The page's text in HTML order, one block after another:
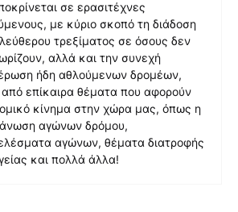
σε ερασιτέχνες
με κύριο σκοπό τη διάδοση
τρεξίματος σε όσους δεν
αλλά και την συνεχή
ήδη αθλούμενων δρομέων,
επίκαιρα θέματα που αφορούν
κίνημα στην χώρα μας, όπως η
αγώνων δρόμου,
αγώνων, θέματα διατροφής
και πολλά άλλα!